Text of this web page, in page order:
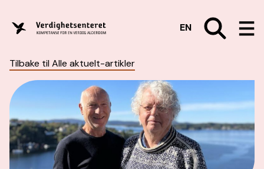
EN
Tilbake til Alle aktuelt-artikler